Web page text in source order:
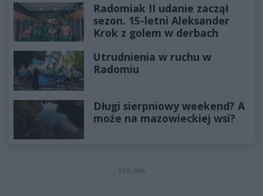
Radomiak II udanie zaczął
sezon. 15-letni Aleksander
Krok z golem w derbach
Utrudnienia w ruchu w
Radomiu
Długi sierpniowy weekend? A
może na mazowieckiej wsi?
REKLAMA